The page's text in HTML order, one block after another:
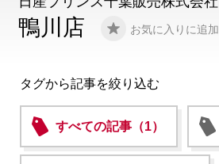
鴨川店 お気に入りに追加
タグから記事を絞り込む
すべての記事（1）